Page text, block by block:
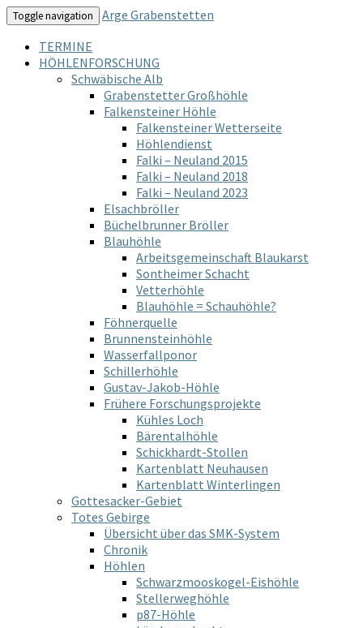
Toggle navigation
Arge Grabenstetten
TERMINE
HÖHLENFORSCHUNG
Schwäbische Alb
Grabenstetter Großhöhle
Falkensteiner Höhle
Falkensteiner Wetterseite
Höhlendienst
Falki – Neuland 2015
Falki – Neuland 2018
Falki – Neuland 2023
Elsachbröller
Büchelbrunner Bröller
Blauhöhle
Arbeitsgemeinschaft Blaukarst
Sontheimer Schacht
Vetterhöhle
Blauhöhle = Schauhöhle?
Föhnerquelle
Brunnensteinhöhle
Wasserfallponor
Schillerhöhle
Gustav-Jakob-Höhle
Frühere Forschungsprojekte
Kühles Loch
Bärentalhöhle
Schickhardt-Stollen
Kartenblatt Neuhausen
Kartenblatt Winterlingen
Gottesacker-Gebiet
Totes Gebirge
Übersicht über das SMK-System
Chronik
Höhlen
Schwarzmooskogel-Eishöhle
Stellerweghöhle
p87-Höhle